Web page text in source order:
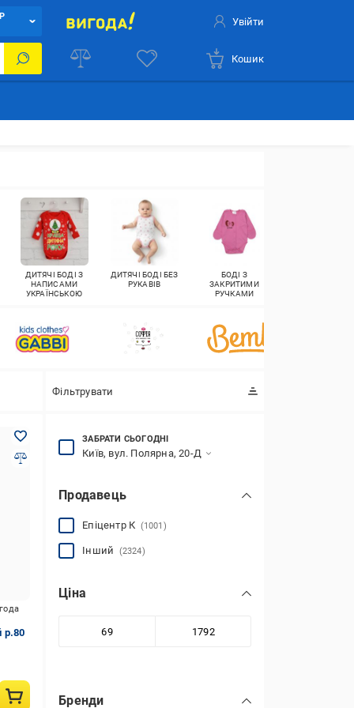
Увійти
Кошик
ДИТЯЧІ БОДІ З
НАПИСАМИ
УКРАЇНСЬКОЮ
ДИТЯЧІ БОДІ БЕЗ
РУКАВІВ
БОДІ З
ЗАКРИТИМИ
РУЧКАМИ
Фільтрувати
р.80
ЗАБРАТИ СЬОГОДНІ
Київ, вул. Полярна, 20-Д
Продавець
Епіцентр К (1001)
Інший (2324)
Ціна
Бренди